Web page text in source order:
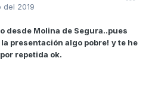
del 2019
desde Molina de Segura..pues
presentación algo pobre! y te he
repetida ok.